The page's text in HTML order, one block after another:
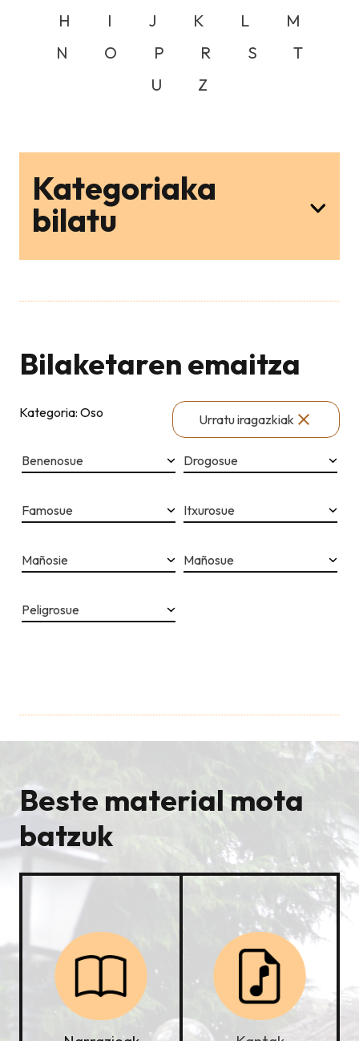
H
I J K L
M
N
O P R S
T
U
Z
Kategoriaka
bilatu
Bilaketaren emaitza
Kategoria: Oso Urratu iragazkiak
Benenosue Drogosue
Famosue Itxurosue
Mañosie Mañosue
Peligrosue
Beste material mota
batzuk